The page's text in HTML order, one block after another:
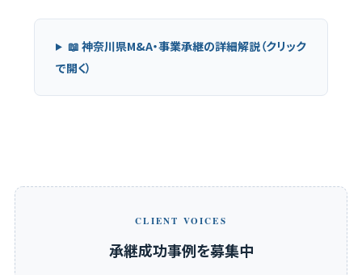
📖 神奈川県M&A・事業承継の詳細解説（クリック
で開く）
CLIENT VOICES
承継成功事例を募集中